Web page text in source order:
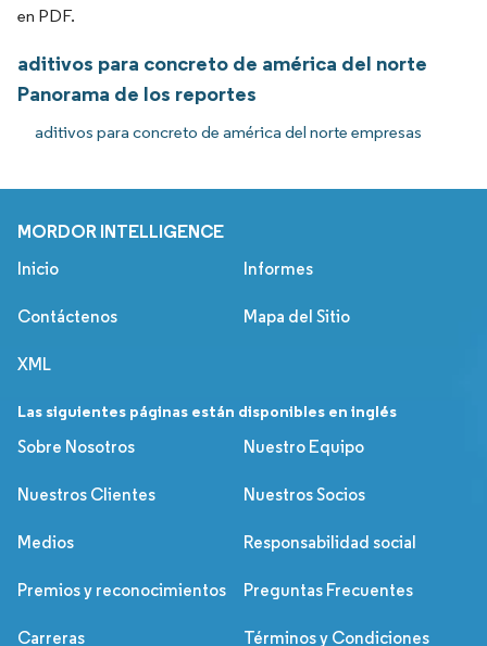
en PDF.
aditivos para concreto de américa del norte
Panorama de los reportes
aditivos para concreto de américa del norte empresas
MORDOR INTELLIGENCE
Inicio Informes
Contáctenos Mapa del Sitio
XML
Las siguientes páginas están disponibles en inglés
Sobre Nosotros
Nuestro Equipo
Nuestros Clientes Nuestros Socios
Medios Responsabilidad social
Premios y reconocimientos Preguntas Frecuentes
Carreras Términos y Condiciones